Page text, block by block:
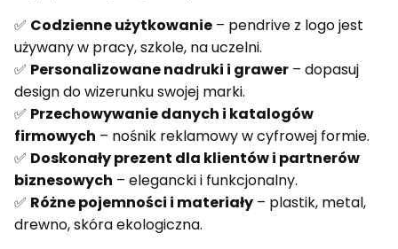
✅ Codzienne użytkowanie – pendrive z logo jest
używany w pracy, szkole, na uczelni.
✅ Personalizowane nadruki i grawer – dopasuj
design do wizerunku swojej marki.
✅ Przechowywanie danych i katalogów
firmowych – nośnik reklamowy w cyfrowej formie.
✅ Doskonały prezent dla klientów i partnerów
biznesowych – elegancki i funkcjonalny.
✅ Różne pojemności i materiały – plastik, metal,
drewno, skóra ekologiczna.